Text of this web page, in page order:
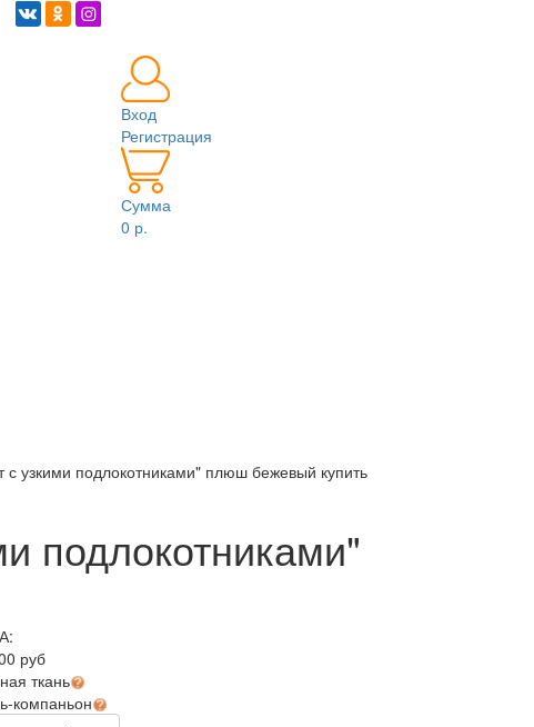
Вход
Регистрация
Сумма
0 р.
с узкими подлокотниками" плюш бежевый купить
подлокотниками"
руб
ткань
компаньон